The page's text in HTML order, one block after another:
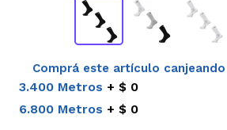
Comprá este artículo
3.400 Metros $ 0
6.800 Metros $ 0